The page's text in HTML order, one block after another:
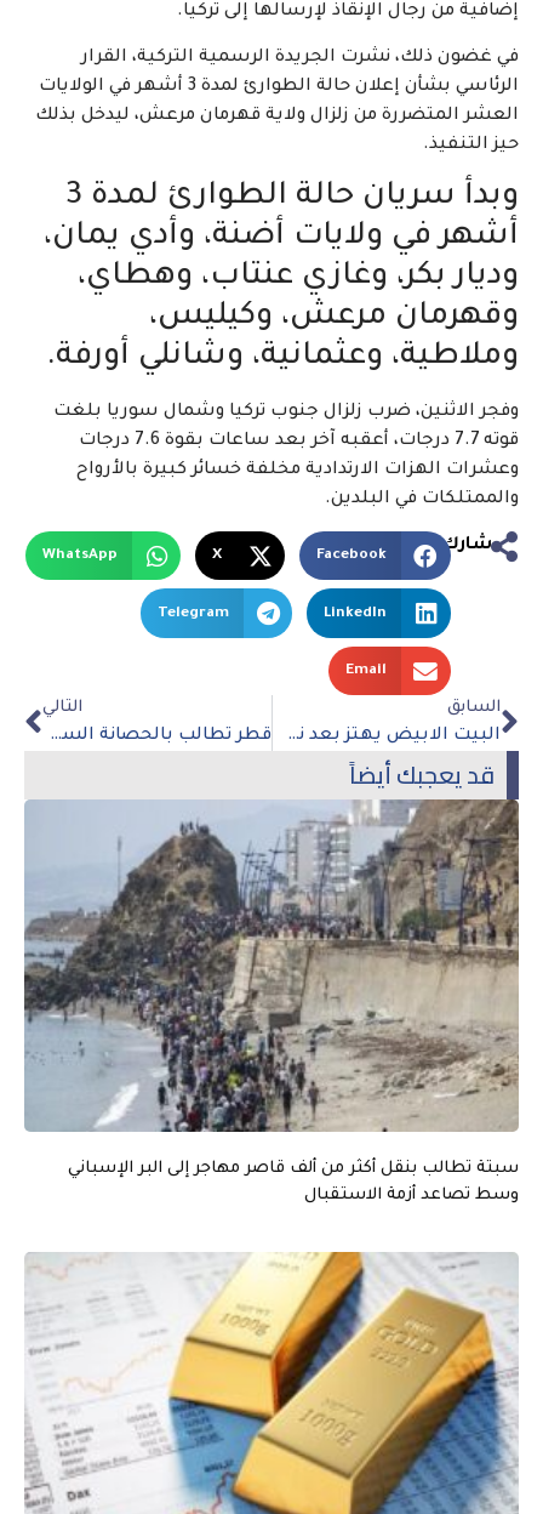
إضافية من رجال الإنقاذ لإرسالها إلى تركيا.
في غضون ذلك، نشرت الجريدة الرسمية التركية، القرار
الرئاسي بشأن إعلان حالة الطوارئ لمدة 3 أشهر في الولايات
العشر المتضررة من زلزال ولاية قهرمان مرعش، ليدخل بذلك
حيز التنفيذ.
وبدأ سريان حالة الطوارئ لمدة 3
أشهر في ولايات أضنة، وأدي يمان،
وديار بكر، وغازي عنتاب، وهطاي،
وقهرمان مرعش، وكيليس،
وملاطية، وعثمانية، وشانلي أورفة.
وفجر الاثنين، ضرب زلزال جنوب تركيا وشمال سوريا بلغت
قوته 7.7 درجات، أعقبه آخر بعد ساعات بقوة 7.6 درجات
وعشرات الهزات الارتدادية مخلفة خسائر كبيرة بالأرواح
والممتلكات في البلدين.
شارك
Facebook
X
WhatsApp
LinkedIn
Telegram
Email
السابق
البيت الابيض يهتز بعد نشر “نيويورك تايمز” معلومات صادمة حول تفجير “السيل الشمالي 2”
التالي
قطر تطالب بالحصانة السيادية في دعوى قضائية تتعلق بتفتيش قطاع المطارات
قد يعجبك أيضاً
سبتة تطالب بنقل أكثر من ألف قاصر مهاجر إلى البر الإسباني
وسط تصاعد أزمة الاستقبال